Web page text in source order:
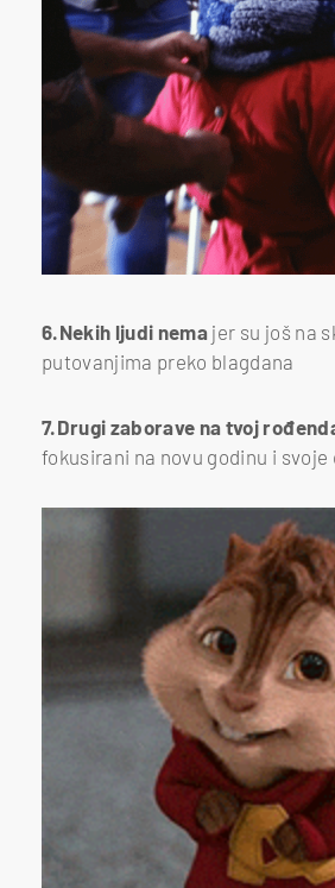
6.Nekih ljudi nema jer su još na
putovanjima preko blagdana
7.Drugi zaborave na tvoj
fokusirani na novu godinu i svoje